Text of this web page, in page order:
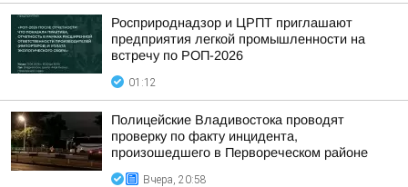
Росприроднадзор и ЦРПТ приглашают
предприятия легкой промышленности на
встречу по РОП-2026
01:12
Полицейские Владивостока проводят
проверку по факту инцидента,
произошедшего в Первореческом районе
Вчера, 20:58